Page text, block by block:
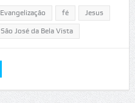
Evangelização fé Jesus
São José da Bela Vista